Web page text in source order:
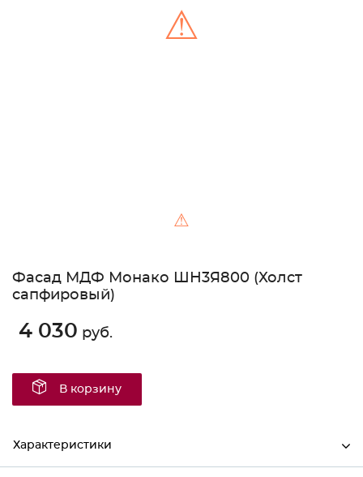
⚠
⚠
Фасад МДФ Монако ШН3Я800 (Холст
сапфировый)
4 030 руб.
В корзину
Характеристики